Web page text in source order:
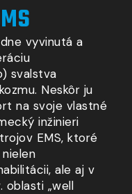
vyvinutá a
svalstva
. Neskôr ju
na svoje vlastné
inžinieri
EMS, ktoré
, ale aj v
oblasti „well